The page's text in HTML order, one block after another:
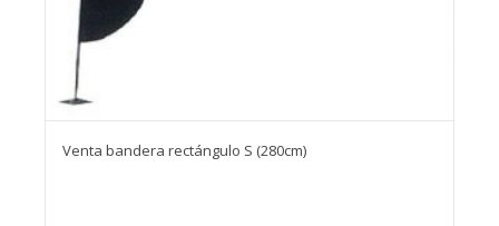
Venta bandera rectángulo S (280cm)